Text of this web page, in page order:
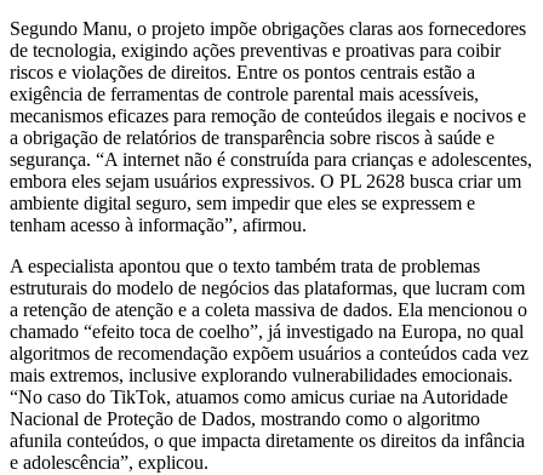
Segundo Manu, o projeto impõe obrigações claras aos fornecedores
de tecnologia, exigindo ações preventivas e proativas para coibir
riscos e violações de direitos. Entre os pontos centrais estão a
exigência de ferramentas de controle parental mais acessíveis,
mecanismos eficazes para remoção de conteúdos ilegais e nocivos e
a obrigação de relatórios de transparência sobre riscos à saúde e
segurança. “A internet não é construída para crianças e adolescentes,
embora eles sejam usuários expressivos. O PL 2628 busca criar um
ambiente digital seguro, sem impedir que eles se expressem e
tenham acesso à informação”, afirmou.
A especialista apontou que o texto também trata de problemas
estruturais do modelo de negócios das plataformas, que lucram com
a retenção de atenção e a coleta massiva de dados. Ela mencionou o
chamado “efeito toca de coelho”, já investigado na Europa, no qual
algoritmos de recomendação expõem usuários a conteúdos cada vez
mais extremos, inclusive explorando vulnerabilidades emocionais.
“No caso do TikTok, atuamos como amicus curiae na Autoridade
Nacional de Proteção de Dados, mostrando como o algoritmo
afunila conteúdos, o que impacta diretamente os direitos da infância
e adolescência”, explicou.